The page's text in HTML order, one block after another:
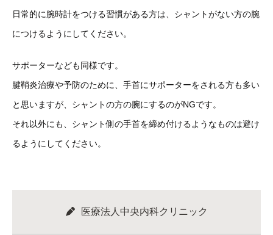
日常的に腕時計をつける習慣がある方は、シャントがない方の腕
につけるようにしてください。
サポーターなども同様です。
腱鞘炎治療や予防のために、手首にサポーターをされる方も多い
と思いますが、シャントの方の腕にするのがNGです。
それ以外にも、シャント側の手首を締め付けるようなものは避け
るようにしてください。
医療法人中央内科クリニック